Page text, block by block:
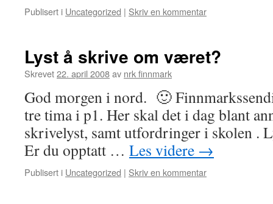
Publisert i Uncategorized | Skriv en kommentar
Lyst å skrive om været?
Skrevet22. april 2008av nrk finnmark
God morgen i nord. 🙂
tre tima i p1. Her skal det i dag blant
skrivelyst, samt utfordringer i skolen .
Er du opptatt … Les videre →
Publisert i Uncategorized | Skriv en kommentar